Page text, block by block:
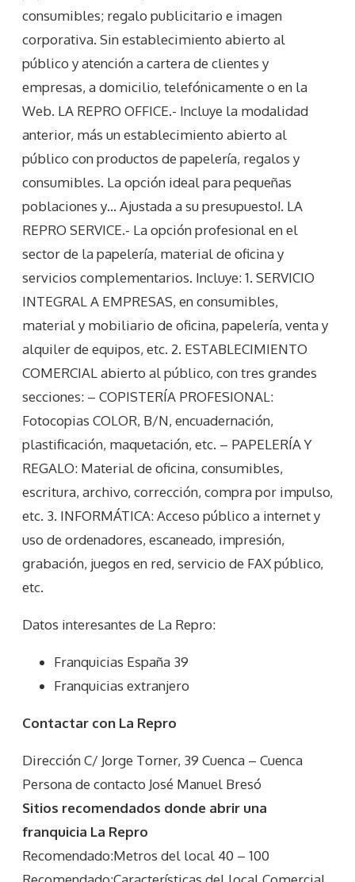
consumibles; regalo publicitario e imagen
corporativa. Sin establecimiento abierto al
público y atención a cartera de clientes y
empresas, a domicilio, telefónicamente o en la
Web. LA REPRO OFFICE.- Incluye la modalidad
anterior, más un establecimiento abierto al
público con productos de papelería, regalos y
consumibles. La opción ideal para pequeñas
poblaciones y… Ajustada a su presupuesto!. LA
REPRO SERVICE.- La opción profesional en el
sector de la papelería, material de oficina y
servicios complementarios. Incluye: 1. SERVICIO
INTEGRAL A EMPRESAS, en consumibles,
material y mobiliario de oficina, papelería, venta y
alquiler de equipos, etc. 2. ESTABLECIMIENTO
COMERCIAL abierto al público, con tres grandes
secciones: – COPISTERÍA PROFESIONAL:
Fotocopias COLOR, B/N, encuadernación,
plastificación, maquetación, etc. – PAPELERÍA Y
REGALO: Material de oficina, consumibles,
escritura, archivo, corrección, compra por impulso,
etc. 3. INFORMÁTICA: Acceso público a internet y
uso de ordenadores, escaneado, impresión,
grabación, juegos en red, servicio de FAX público,
etc.
Datos interesantes de La Repro:
Franquicias España 39
Franquicias extranjero
Contactar con La Repro
Dirección C/ Jorge Torner, 39 Cuenca – Cuenca
Persona de contacto José Manuel Bresó
Sitios recomendados donde abrir una
franquicia La Repro
Recomendado:Metros del local 40 – 100